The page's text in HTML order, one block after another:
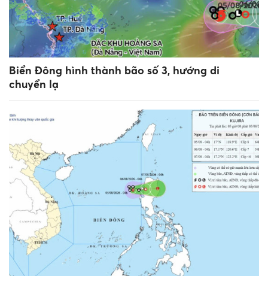
Biển Đông hình thành bão số 3, hướng di
chuyển lạ